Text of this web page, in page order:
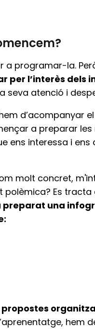
programar-la.
per l’interès dels
seva atenció i
d’acompanyar
a preparar
ens interessa i
molt concret,
polèmica? Es
una
hem